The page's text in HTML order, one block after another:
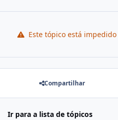
Este tópico está
Compartilhar
Ir para a lista de tópicos